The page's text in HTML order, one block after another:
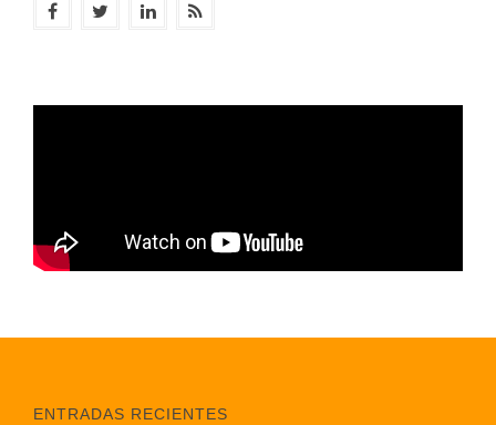
ENTRADAS RECIENTES